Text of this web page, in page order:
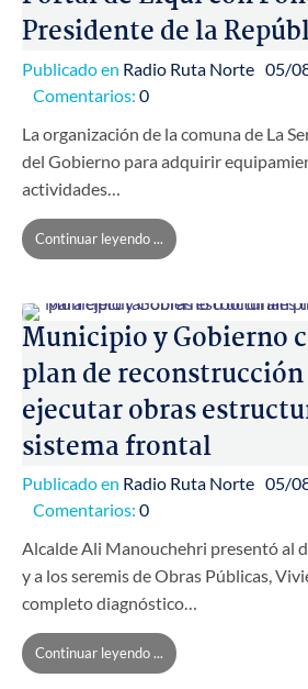
Presidente de la
Publicado en Radio Ruta Norte 05/
Comentarios: 0
La organización de la comuna de La
del Gobierno para adquirir
actividades…
Continuar leyendo ...
Municipio y Gobierno
plan de
ejecutar obras
sistema frontal
Publicado en Radio Ruta Norte 05/
Comentarios: 0
Alcalde Ali Manouchehri presentó al
y a los seremis de Obras Públicas,
completo diagnóstico…
Continuar leyendo ...